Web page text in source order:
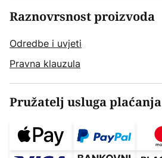
Raznovrsnost proizvoda
Odredbe i uvjeti
Pravna klauzula
Pružatelj usluga plaćanja